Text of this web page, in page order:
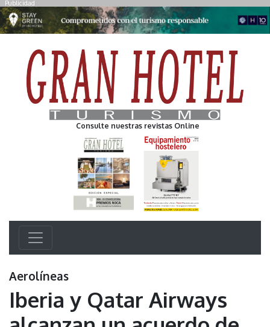
Publicidad
Consulte nuestras revistas Online
Aerolíneas
Iberia y Qatar Airways